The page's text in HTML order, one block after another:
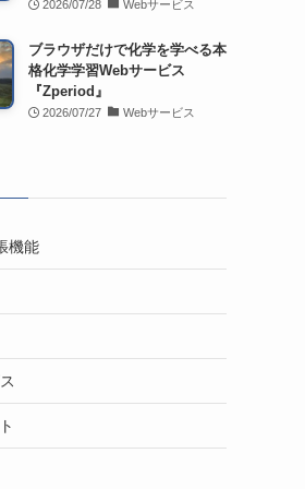
2026/07/28 Webサービス
ブラウザだけで化学を学べる本
格化学学習Webサービス
『Zperiod』
2026/07/27 Webサービス
機能